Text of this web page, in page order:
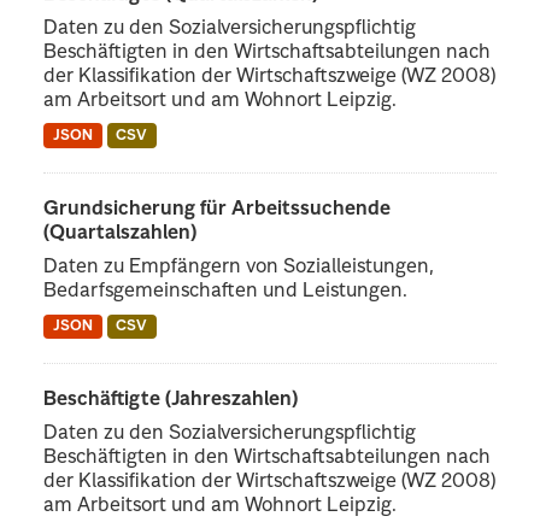
Daten zu den Sozialversicherungspflichtig
Beschäftigten in den Wirtschaftsabteilungen nach
der Klassifikation der Wirtschaftszweige (WZ 2008)
am Arbeitsort und am Wohnort Leipzig.
JSON CSV
Grundsicherung für Arbeitssuchende
(Quartalszahlen)
Daten zu Empfängern von Sozialleistungen,
Bedarfsgemeinschaften und Leistungen.
JSON CSV
Beschäftigte (Jahreszahlen)
Daten zu den Sozialversicherungspflichtig
Beschäftigten in den Wirtschaftsabteilungen nach
der Klassifikation der Wirtschaftszweige (WZ 2008)
am Arbeitsort und am Wohnort Leipzig.